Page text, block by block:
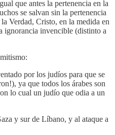
que antes la pertenencia en la
se salvan sin la pertenencia
Verdad, Cristo, en la medida en
ignorancia invencible (distinto a
por los judíos para que se
ya que todos los árabes son
lo cual un judío que odia a un
y sur de Líbano, y al ataque a